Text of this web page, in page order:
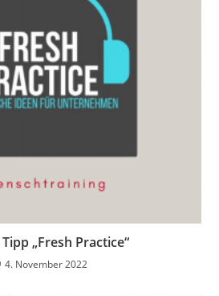
„Fresh Practice“
4. November 2022